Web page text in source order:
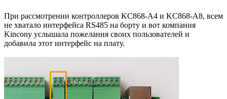
При рассмотрении контроллеров KC868-A4 и KC868-A8, всем
не хватало интерфейса RS485 на борту и вот компания
Kincony услышала пожелания своих пользователей и
добавила этот интерфейс на плату.